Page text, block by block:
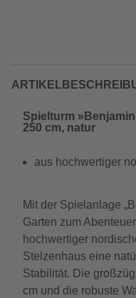
Spielturm
250 cm, natur
aus hochwertiger
Mit der Spielanlage
Garten zum
hochwertiger
Stelzenhaus eine
Stabilität. Die
cm und die robuste